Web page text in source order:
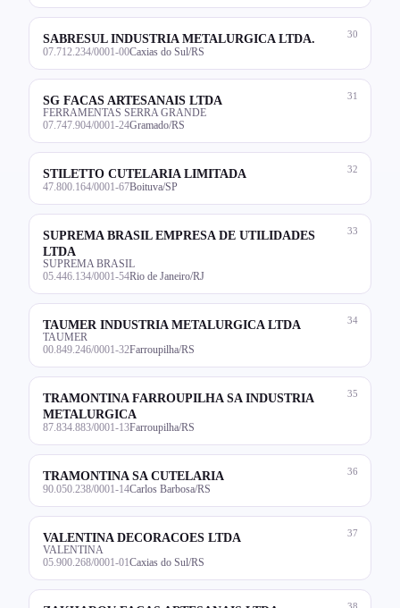
30
SABRESUL INDUSTRIA METALURGICA LTDA.
07.712.234/0001-00Caxias do Sul/RS
31
SG FACAS ARTESANAIS LTDA
FERRAMENTAS SERRA GRANDE
07.747.904/0001-24Gramado/RS
32
STILETTO CUTELARIA LIMITADA
47.800.164/0001-67Boituva/SP
33
SUPREMA BRASIL EMPRESA DE UTILIDADES
LTDA
SUPREMA BRASIL
05.446.134/0001-54Rio de Janeiro/RJ
34
TAUMER INDUSTRIA METALURGICA LTDA
TAUMER
00.849.246/0001-32Farroupilha/RS
35
TRAMONTINA FARROUPILHA SA INDUSTRIA
METALURGICA
87.834.883/0001-13Farroupilha/RS
36
TRAMONTINA SA CUTELARIA
90.050.238/0001-14Carlos Barbosa/RS
37
VALENTINA DECORACOES LTDA
VALENTINA
05.900.268/0001-01 Caxias do Sul/RS
38